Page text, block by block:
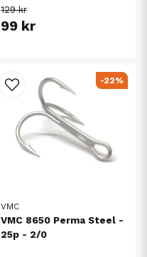
129 kr
99 kr
VMC
VMC 8650 Perma Steel -
25p - 2/0
-22%